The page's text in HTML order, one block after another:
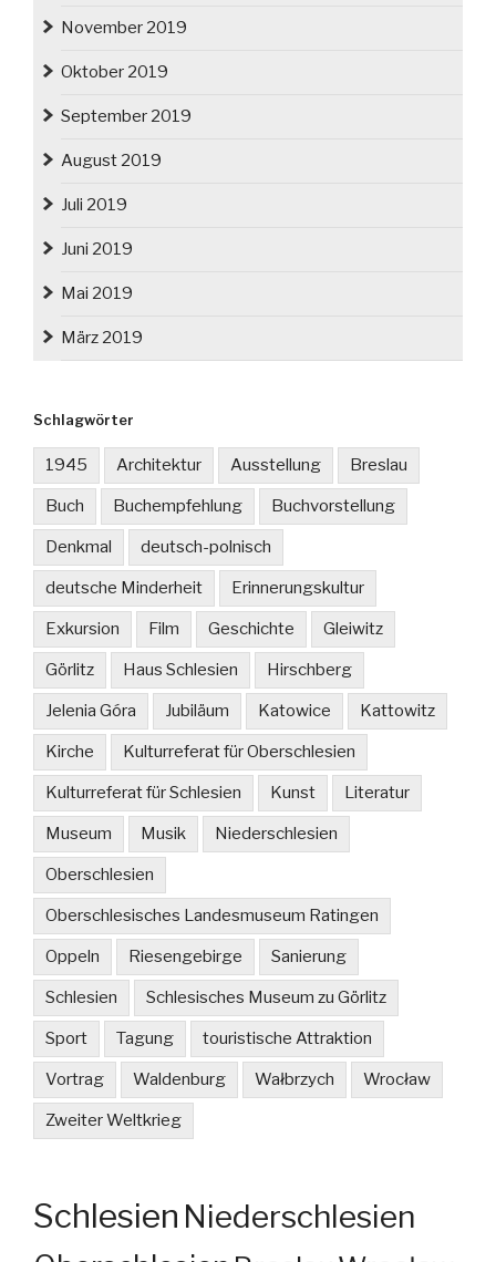
November 2019
Oktober 2019
September 2019
August 2019
Juli 2019
Juni 2019
Mai 2019
März 2019
Schlagwörter
1945 Architektur Ausstellung Breslau
Buch Buchempfehlung Buchvorstellung
Denkmal deutsch-polnisch
deutsche Minderheit Erinnerungskultur
Exkursion Film Geschichte Gleiwitz
Görlitz Haus Schlesien Hirschberg
Jelenia Góra Jubiläum Katowice Kattowitz
Kirche Kulturreferat für Oberschlesien
Kulturreferat für Schlesien Kunst Literatur
Museum Musik Niederschlesien
Oberschlesien
Oberschlesisches Landesmuseum Ratingen
Oppeln Riesengebirge Sanierung
Schlesien Schlesisches Museum zu Görlitz
Sport Tagung touristische Attraktion
Vortrag Waldenburg Wałbrzych Wrocław
Zweiter Weltkrieg
Schlesien Niederschlesien